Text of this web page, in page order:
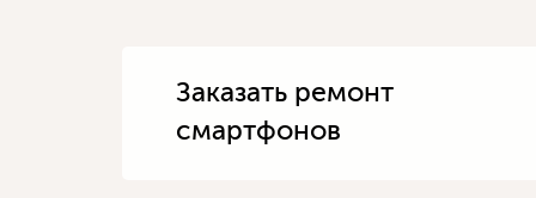
Заказать ремонт
смартфонов